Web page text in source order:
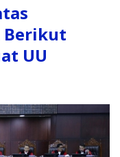
Berikut
UU